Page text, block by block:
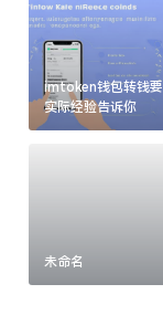
imtoken钱包转钱要
实际经验告诉你
未命名